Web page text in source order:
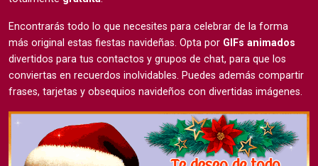
Encontrarás todo lo que necesites para celebrar de la forma
más original estas fiestas navideñas. Opta por GIFs animados
divertidos para tus contactos y grupos de chat, para que los
conviertas en recuerdos inolvidables. Puedes además compartir
frases, tarjetas y obsequios navideños con divertidas imágenes.